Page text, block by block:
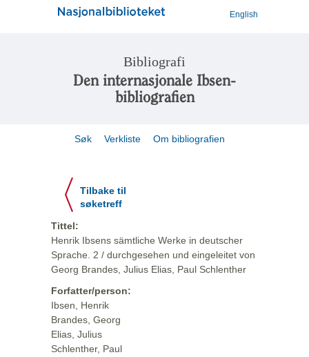
English
Bibliografi
Den internasjonale Ibsen-
bibliografien
Søk Verkliste Om bibliografien
Tilbake til
søketreff
Tittel:
Henrik Ibsens sämtliche Werke in deutscher
Sprache. 2 / durchgesehen und eingeleitet von
Georg Brandes, Julius Elias, Paul Schlenther
Forfatter/person:
Ibsen, Henrik
Brandes, Georg
Elias, Julius
Schlenther, Paul